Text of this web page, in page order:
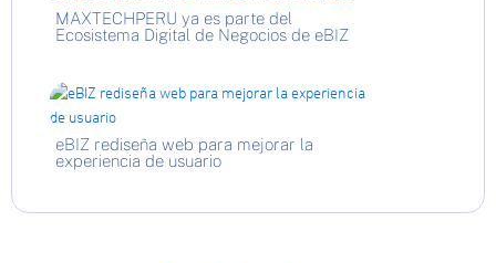
MAXTECHPERU ya es parte del
Ecosistema Digital de Negocios de eBIZ
eBIZ rediseña web para mejorar la
experiencia de usuario